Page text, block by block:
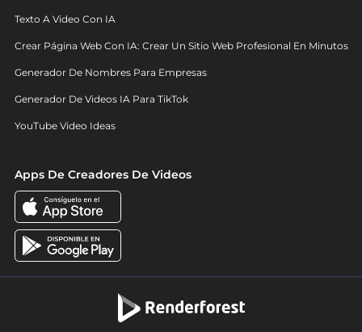
Texto A Video Con IA
Crear Página Web Con IA: Crear Un Sitio Web Profesional En Minutos
Generador De Nombres Para Empresas
Generador De Videos IA Para TikTok
YouTube Video Ideas
Apps De Creadores De Videos